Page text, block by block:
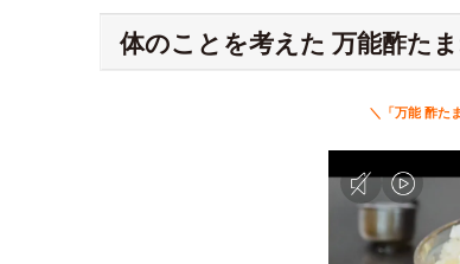
体のことを考えた 万能酢た
＼「万能 酢た